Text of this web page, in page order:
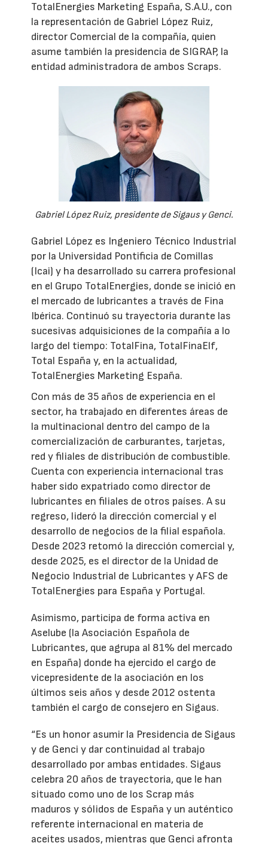
TotalEnergies Marketing España, S.A.U., con
la representación de Gabriel López Ruiz,
director Comercial de la compañía, quien
asume también la presidencia de SIGRAP, la
entidad administradora de ambos Scraps.
Gabriel López Ruiz, presidente de Sigaus y Genci.
Gabriel López es Ingeniero Técnico Industrial
por la Universidad Pontificia de Comillas
(Icai) y ha desarrollado su carrera profesional
en el Grupo TotalEnergies, donde se inició en
el mercado de lubricantes a través de Fina
Ibérica. Continuó su trayectoria durante las
sucesivas adquisiciones de la compañía a lo
largo del tiempo: TotalFina, TotalFinaElf,
Total España y, en la actualidad,
TotalEnergies Marketing España.
Con más de 35 años de experiencia en el
sector, ha trabajado en diferentes áreas de
la multinacional dentro del campo de la
comercialización de carburantes, tarjetas,
red y filiales de distribución de combustible.
Cuenta con experiencia internacional tras
haber sido expatriado como director de
lubricantes en filiales de otros países. A su
regreso, lideró la dirección comercial y el
desarrollo de negocios de la filial española.
Desde 2023 retomó la dirección comercial y,
desde 2025, es el director de la Unidad de
Negocio Industrial de Lubricantes y AFS de
TotalEnergies para España y Portugal.
Asimismo, participa de forma activa en
Aselube (la Asociación Española de
Lubricantes, que agrupa al 81% del mercado
en España) donde ha ejercido el cargo de
vicepresidente de la asociación en los
últimos seis años y desde 2012 ostenta
también el cargo de consejero en Sigaus.
“Es un honor asumir la Presidencia de Sigaus
y de Genci y dar continuidad al trabajo
desarrollado por ambas entidades. Sigaus
celebra 20 años de trayectoria, que le han
situado como uno de los Scrap más
maduros y sólidos de España y un auténtico
referente internacional en materia de
aceites usados, mientras que Genci afronta